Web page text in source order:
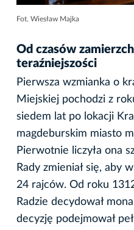
Fot. Wiesław Majka
Od czasów
teraźniejszości
Pierwsza wzmianka o
Miejskiej pochodzi z
siedem lat po lokacji
magdeburskim miasto
Pierwotnie liczyła ona
Rady zmieniał się, aby
24 rajców. Od roku
Radzie decydował
decyzję podejmował